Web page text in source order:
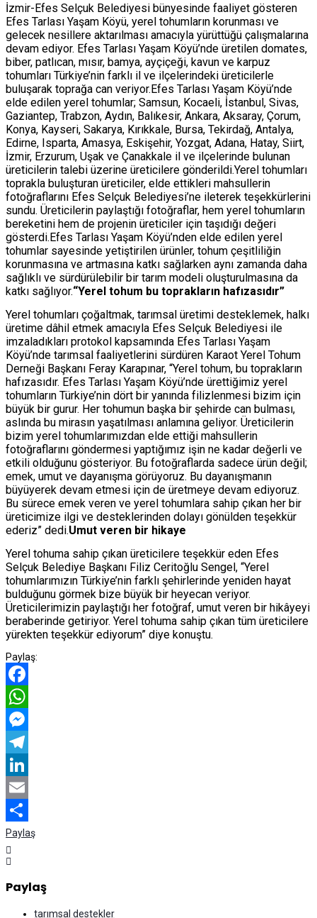
İzmir-Efes Selçuk Belediyesi bünyesinde faaliyet gösteren
Efes Tarlası Yaşam Köyü, yerel tohumların korunması ve
gelecek nesillere aktarılması amacıyla yürüttüğü çalışmalarına
devam ediyor. Efes Tarlası Yaşam Köyü’nde üretilen domates,
biber, patlıcan, mısır, bamya, ayçiçeği, kavun ve karpuz
tohumları Türkiye’nin farklı il ve ilçelerindeki üreticilerle
buluşarak toprağa can veriyor.Efes Tarlası Yaşam Köyü’nde
elde edilen yerel tohumlar; Samsun, Kocaeli, İstanbul, Sivas,
Gaziantep, Trabzon, Aydın, Balıkesir, Ankara, Aksaray, Çorum,
Konya, Kayseri, Sakarya, Kırıkkale, Bursa, Tekirdağ, Antalya,
Edirne, Isparta, Amasya, Eskişehir, Yozgat, Adana, Hatay, Siirt,
İzmir, Erzurum, Uşak ve Çanakkale il ve ilçelerinde bulunan
üreticilerin talebi üzerine üreticilere gönderildi.Yerel tohumları
toprakla buluşturan üreticiler, elde ettikleri mahsullerin
fotoğraflarını Efes Selçuk Belediyesi’ne ileterek teşekkürlerini
sundu. Üreticilerin paylaştığı fotoğraflar, hem yerel tohumların
bereketini hem de projenin üreticiler için taşıdığı değeri
gösterdi.Efes Tarlası Yaşam Köyü’nden elde edilen yerel
tohumlar sayesinde yetiştirilen ürünler, tohum çeşitliliğin
korunmasına ve artmasına katkı sağlarken aynı zamanda daha
sağlıklı ve sürdürülebilir bir tarım modeli oluşturulmasına da
katkı sağlıyor.“Yerel tohum bu toprakların hafızasıdır”
Yerel tohumları çoğaltmak, tarımsal üretimi desteklemek, halkı
üretime dâhil etmek amacıyla Efes Selçuk Belediyesi ile
imzaladıkları protokol kapsamında Efes Tarlası Yaşam
Köyü’nde tarımsal faaliyetlerini sürdüren Karaot Yerel Tohum
Derneği Başkanı Feray Karapınar, “Yerel tohum, bu toprakların
hafızasıdır. Efes Tarlası Yaşam Köyü’nde ürettiğimiz yerel
tohumların Türkiye’nin dört bir yanında filizlenmesi bizim için
büyük bir gurur. Her tohumun başka bir şehirde can bulması,
aslında bu mirasın yaşatılması anlamına geliyor. Üreticilerin
bizim yerel tohumlarımızdan elde ettiği mahsullerin
fotoğraflarını göndermesi yaptığımız işin ne kadar değerli ve
etkili olduğunu gösteriyor. Bu fotoğraflarda sadece ürün değil;
emek, umut ve dayanışma görüyoruz. Bu dayanışmanın
büyüyerek devam etmesi için de üretmeye devam ediyoruz.
Bu sürece emek veren ve yerel tohumlara sahip çıkan her bir
üreticimize ilgi ve desteklerinden dolayı gönülden teşekkür
ederiz” dedi.Umut veren bir hikaye
Yerel tohuma sahip çıkan üreticilere teşekkür eden Efes
Selçuk Belediye Başkanı Filiz Ceritoğlu Sengel, “Yerel
tohumlarımızın Türkiye’nin farklı şehirlerinde yeniden hayat
bulduğunu görmek bize büyük bir heyecan veriyor.
Üreticilerimizin paylaştığı her fotoğraf, umut veren bir hikâyeyi
beraberinde getiriyor. Yerel tohuma sahip çıkan tüm üreticilere
yürekten teşekkür ediyorum” diye konuştu.
Paylaş:
Facebook
WhatsApp
Messenger
Telegram
LinkedIn
Email
Paylaş
Paylaş
tarımsal destekler